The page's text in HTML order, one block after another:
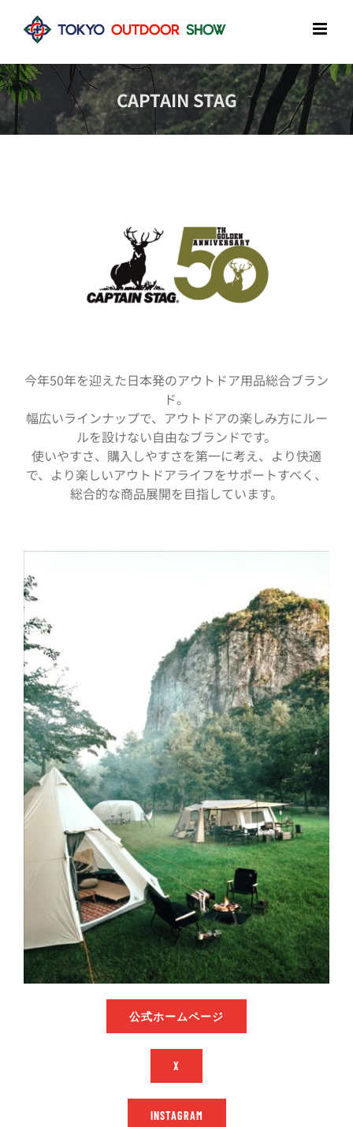
content
CAPTAIN STAG
今年50年を迎えた日本発のアウトドア用品総合ブラン
ド。
幅広いラインナップで、アウトドアの楽しみ方にルー
ルを設けない自由なブランドです。
使いやすさ、購入しやすさを第一に考え、より快適
で、より楽しいアウトドアライフをサポートすべく、
総合的な商品展開を目指しています。
公式ホームページ
X
INSTAGRAM